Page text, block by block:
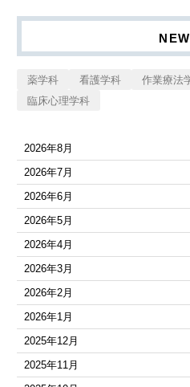
薬学科 看護学科 作業療法
臨床心理学科
2026年8月
2026年7月
2026年6月
2026年5月
2026年4月
2026年3月
2026年2月
2026年1月
2025年12月
2025年11月